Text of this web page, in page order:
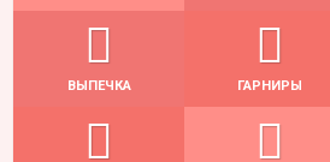
ВЫПЕЧКА ГАРНИРЫ